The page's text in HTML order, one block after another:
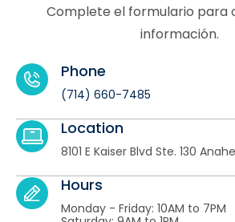
Complete el formulario para
información.
Location
8101 E Kaiser Blvd Ste. 130
Phone
(714) 660-7485
Hours
Monday - Friday: 10AM to 7PM